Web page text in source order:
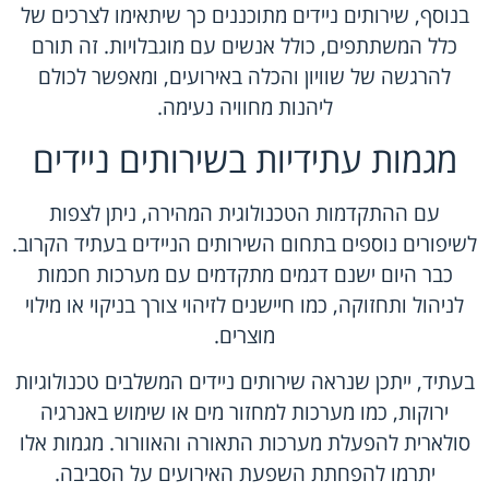
בנוסף, שירותים ניידים מתוכננים כך שיתאימו לצרכים של
כלל המשתתפים, כולל אנשים עם מוגבלויות. זה תורם
להרגשה של שוויון והכלה באירועים, ומאפשר לכולם
ליהנות מחוויה נעימה.
מגמות עתידיות בשירותים ניידים
עם ההתקדמות הטכנולוגית המהירה, ניתן לצפות
לשיפורים נוספים בתחום השירותים הניידים בעתיד הקרוב.
כבר היום ישנם דגמים מתקדמים עם מערכות חכמות
לניהול ותחזוקה, כמו חיישנים לזיהוי צורך בניקוי או מילוי
מוצרים.
בעתיד, ייתכן שנראה שירותים ניידים המשלבים טכנולוגיות
ירוקות, כמו מערכות למחזור מים או שימוש באנרגיה
סולארית להפעלת מערכות התאורה והאוורור. מגמות אלו
יתרמו להפחתת השפעת האירועים על הסביבה.